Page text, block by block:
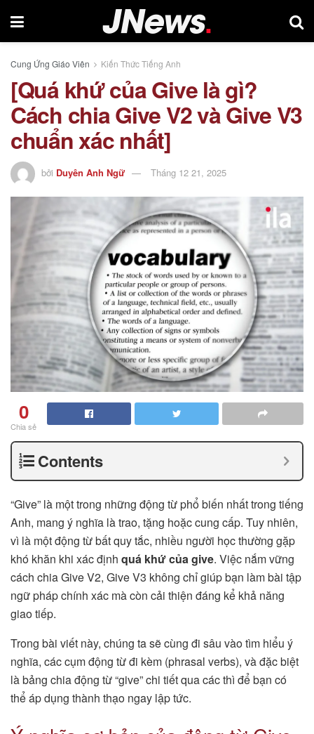
Cung Ứng Giáo Viên Kiến Thức Tiếng Anh
[Quá khứ của Give là gì?
Cách chia Give V2 và Give V3
chuẩn xác nhất]
bởi Duyên Anh Ngữ Tháng 12 21, 2025
0
Chia sẻ
Contents
“Give” là một trong những động từ phổ biến nhất trong tiếng
Anh, mang ý nghĩa là trao, tặng hoặc cung cấp. Tuy nhiên,
vì là một động từ bất quy tắc, nhiều người học thường gặp
khó khăn khi xác định quá khứ của give. Việc nắm vững
cách chia Give V2, Give V3 không chỉ giúp bạn làm bài tập
ngữ pháp chính xác mà còn cải thiện đáng kể khả năng
giao tiếp.
Trong bài viết này, chúng ta sẽ cùng đi sâu vào tìm hiểu ý
nghĩa, các cụm động từ đi kèm (phrasal verbs), và đặc biệt
là bảng chia động từ “give” chi tiết qua các thì để bạn có
thể áp dụng thành thạo ngay lập tức.